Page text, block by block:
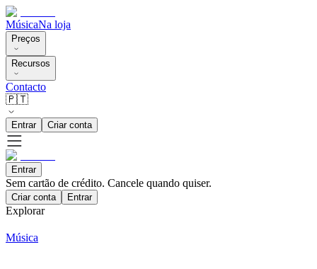
MúsicaNa loja
Preços
Recursos
Contacto
🇵🇹
Entrar Criar conta
Entrar
Sem cartão de crédito. Cancele quando quiser.
Criar conta Entrar
Explorar
Música